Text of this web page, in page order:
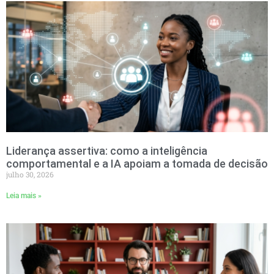
Liderança assertiva: como a inteligência
comportamental e a IA apoiam a tomada de decisão
julho 30, 2026
Leia mais »